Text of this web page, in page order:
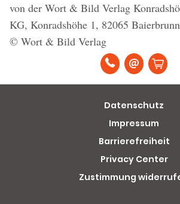
von der Wort & Bild Verlag
KG, Konradshöhe 1, 82065 Baierbrunn
© Wort & Bild Verlag
Datenschutz
Impressum
Barrierefreiheit
Privacy Center
Zustimmung